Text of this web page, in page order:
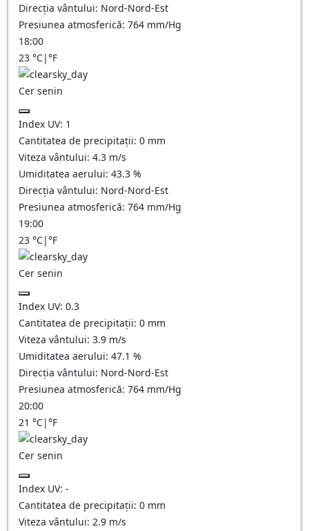
Direcția vântului: Nord-Nord-Est
Presiunea atmosferică: 764 mm/Hg
18:00
23 °C|°F
Cer senin
Index UV: 1
Cantitatea de precipitații: 0 mm
Viteza vântului: 4.3 m/s
Umiditatea aerului: 43.3 %
Direcția vântului: Nord-Nord-Est
Presiunea atmosferică: 764 mm/Hg
19:00
23 °C|°F
Cer senin
Index UV: 0.3
Cantitatea de precipitații: 0 mm
Viteza vântului: 3.9 m/s
Umiditatea aerului: 47.1 %
Direcția vântului: Nord-Nord-Est
Presiunea atmosferică: 764 mm/Hg
20:00
21 °C|°F
Cer senin
Index UV: -
Cantitatea de precipitații: 0 mm
Viteza vântului: 2.9 m/s